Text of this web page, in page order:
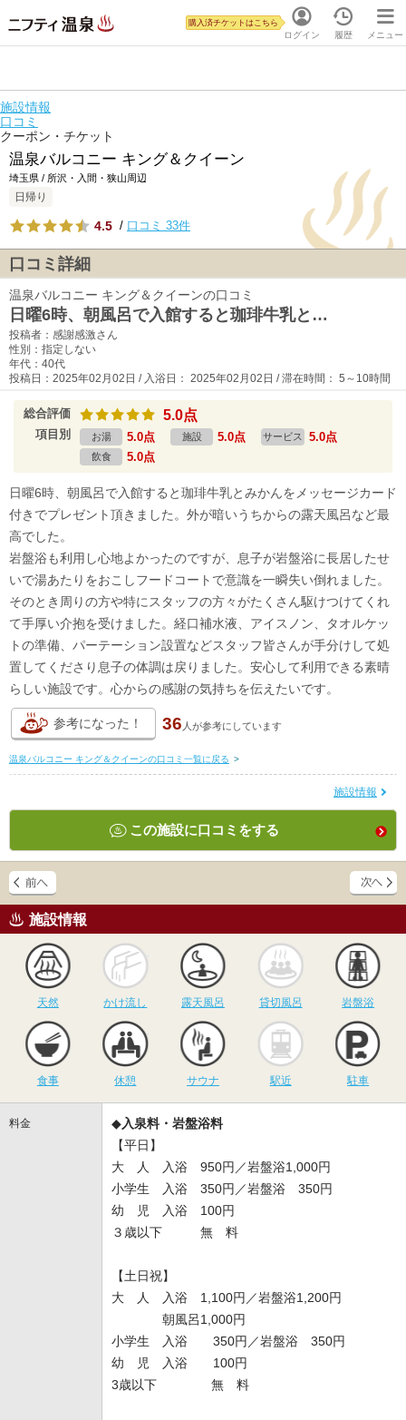
ログイン
購入済チケットはこちら
履歴 メニュー
施設情報
口コミ
クーポン・チケット
温泉バルコニー キング＆クイーン
埼玉県 / 所沢・入間・狭山周辺
日帰り
4.5 / 口コミ 33件
口コミ詳細
温泉バルコニー キング＆クイーンの口コミ
日曜6時、朝風呂で入館すると珈琲牛乳と…
投稿者：感謝感激さん
性別：指定しない
年代：40代
投稿日：2025年02月02日 / 入浴日： 2025年02月02日 / 滞在時間： 5～10時間
総合評価 5.0点
項目別 お湯 5.0点 施設 5.0点 サービス 5.0点
飲食 5.0点
日曜6時、朝風呂で入館すると珈琲牛乳とみかんをメッセージカード
付きでプレゼント頂きました。外が暗いうちからの露天風呂など最
高でした。
岩盤浴も利用し心地よかったのですが、息子が岩盤浴に長居したせ
いで湯あたりをおこしフードコートで意識を一瞬失い倒れました。
そのとき周りの方や特にスタッフの方々がたくさん駆けつけてくれ
て手厚い介抱を受けました。経口補水液、アイスノン、タオルケッ
トの準備、パーテーション設置などスタッフ皆さんが手分けして処
置してくださり息子の体調は戻りました。安心して利用できる素晴
らしい施設です。心からの感謝の気持ちを伝えたいです。
参考になった！ 36 人が参考にしています
温泉バルコニー キング＆クイーンの口コミ一覧に戻る >
施設情報
この施設に口コミをする
施設情報
天然
かけ流し
かけ流し
露天風呂
露天風呂
貸切風呂
貸切風呂 岩盤浴
食事 休憩
サウナ
サウナ 駅近 駐車
料金 ◆入泉料・岩盤浴料
【平日】
大 人 入浴 950円／岩盤浴1,000円
小学生 入浴 350円／岩盤浴 350円
幼 児 入浴 100円
３歳以下 無 料
【土日祝】
大 人 入浴 1,100円／岩盤浴1,200円
朝風呂1,000円
小学生 入浴 350円／岩盤浴 350円
幼 児 入浴 100円
3歳以下 無 料